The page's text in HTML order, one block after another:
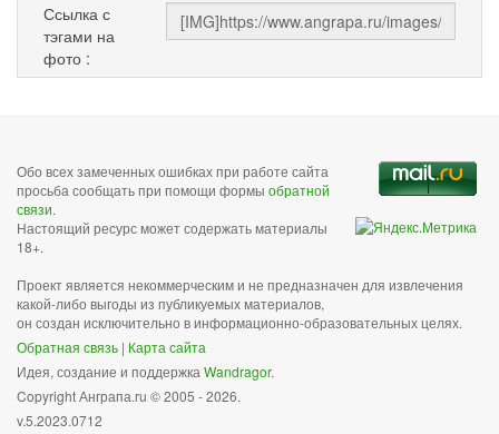
Ссылка с
тэгами на
фото :
Обо всех замеченных ошибках при работе сайта
просьба сообщать при помощи формы обратной
связи.
Настоящий ресурс может содержать материалы
18+.
Проект является некоммерческим и не предназначен для извлечения
какой-либо выгоды из публикуемых материалов,
он создан исключительно в информационно-образовательных целях.
Обратная связь | Карта сайта
Идея, создание и поддержка Wandragor.
Copyright Анграпа.ru © 2005 - 2026.
v.5.2023.0712